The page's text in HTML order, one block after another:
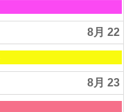
8月 22
8月 23